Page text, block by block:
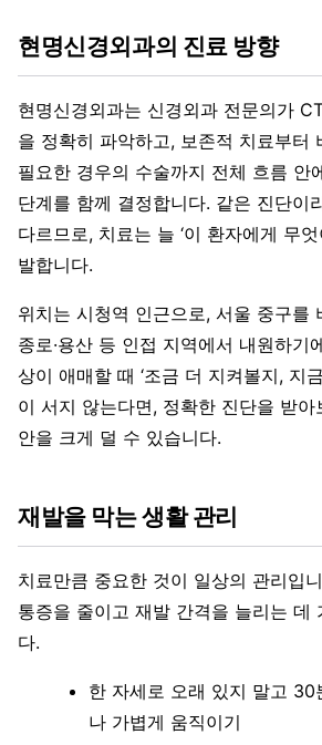
현명신경외과의 진료 방향
현명신경외과는 신경외과 전문의가
을 정확히 파악하고, 보존적 치료부터
필요한 경우의 수술까지 전체 흐름 안
단계를 함께 결정합니다. 같은 진단이
다르므로, 치료는 늘 ‘이 환자에게 무
발합니다.
위치는 시청역 인근으로, 서울 중구를
종로·용산 등 인접 지역에서 내원하기
상이 애매할 때 ‘조금 더 지켜볼지, 지
이 서지 않는다면, 정확한 진단을 받
안을 크게 덜 수 있습니다.
재발을 막는 생활 관리
치료만큼 중요한 것이 일상의 관리입
통증을 줄이고 재발 간격을 늘리는 데
다.
한 자세로 오래 있지 말고 30
나 가볍게 움직이기